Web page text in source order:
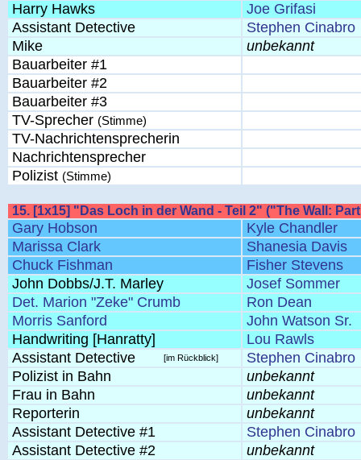
Harry Hawks
Joe Grifasi
Assistant Detective
Stephen Cinabro
Mike
unbekannt
Bauarbeiter #1
Bauarbeiter #2
Bauarbeiter #3
TV-Sprecher (Stimme)
TV-Nachrichtensprecherin
Nachrichtensprecher
Polizist (Stimme)
15. [1x15] "Das Loch in der Wand - Teil 2" ("The Wall:
Gary Hobson
Kyle Chandler
Marissa Clark
Shanesia Davis
Chuck Fishman
Fisher Stevens
John Dobbs/J.T. Marley
Josef Sommer
Det. Marion "Zeke" Crumb
Ron Dean
Morris Sanford
John Watson Sr.
Handwriting [Hanratty]
Lou Rawls
Assistant Detective
[im Rückblick]
Stephen Cinabro
Polizist in Bahn
unbekannt
Frau in Bahn
unbekannt
Reporterin
unbekannt
Assistant Detective #1
Stephen Cinabro
Assistant Detective #2
unbekannt